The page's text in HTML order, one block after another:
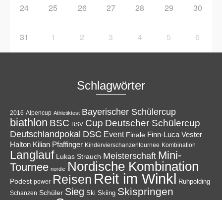
24 25 26 27 28 29 30
31 1 2 3 4 5 6
Schlagwörter
2016 Alpencup Athletiktest Bayerischer Schülercup
biathlon BSC BSV Cup Deutscher Schülercup
Deutschlandpokal DSC Event Finale Finn-Luca Vester
Halton Kilian Pfaffinger Kindervierschanzentournee Kombination
Langlauf Lukas Strauch Meisterschaft Mini-
Tournee nordic Nordische Kombination
Podest power Reisen Reit im Winkl Ruhpolding
Schanzen Schüler Sieg Ski Skiing Skispringen